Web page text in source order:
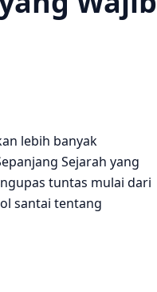
lebih banyak
Sejarah yang
tuntas mulai dari
santai tentang